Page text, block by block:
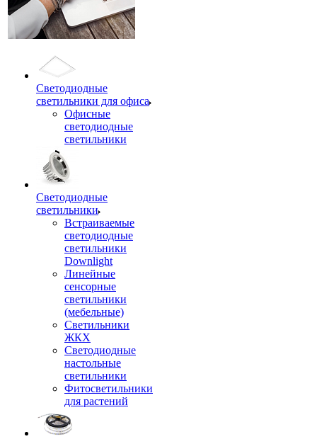
Светодиодные
светильники для офиса
Офисные
светодиодные
светильники
Светодиодные
светильники
Встраиваемые
светодиодные
светильники
Downlight
Линейные
сенсорные
светильники
(мебельные)
Светильники
ЖКХ
Светодиодные
настольные
светильники
Фитосветильники
для растений